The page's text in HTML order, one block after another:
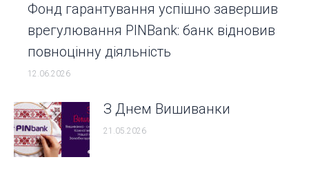
Фонд гарантування успішно завершив
врегулювання PINBank: банк відновив
повноцінну діяльність
12.06.2026
З Днем Вишиванки
21.05.2026